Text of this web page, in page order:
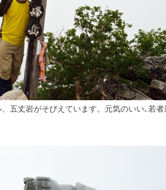
五丈岩がそびえています。元気のいい､若